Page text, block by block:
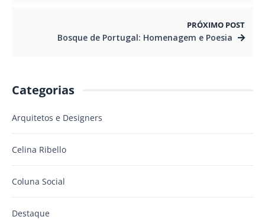
PRÓXIMO POST
Bosque de Portugal: Homenagem e Poesia
Categorias
Arquitetos e Designers
Celina Ribello
Coluna Social
Destaque